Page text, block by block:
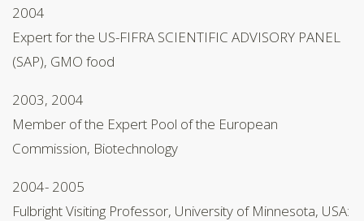
2004
Expert for the US-FIFRA SCIENTIFIC ADVISORY PANEL
(SAP), GMO food
2003, 2004
Member of the Expert Pool of the European
Commission, Biotechnology
2004- 2005
Fulbright Visiting Professor, University of Minnesota, USA: